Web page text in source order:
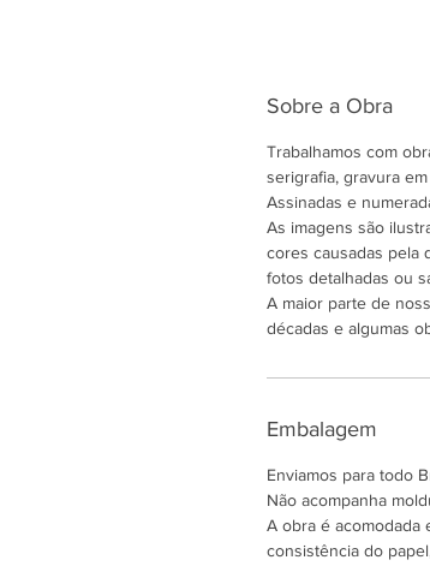
Sobre a Obra
Trabalhamos com
serigrafia, gravura
Assinadas e
As imagens são
cores causadas pela
fotos detalhadas ou
A maior parte de
décadas e algumas
Embalagem
Enviamos para todo
Não acompanha
A obra é acomodada
consistência do